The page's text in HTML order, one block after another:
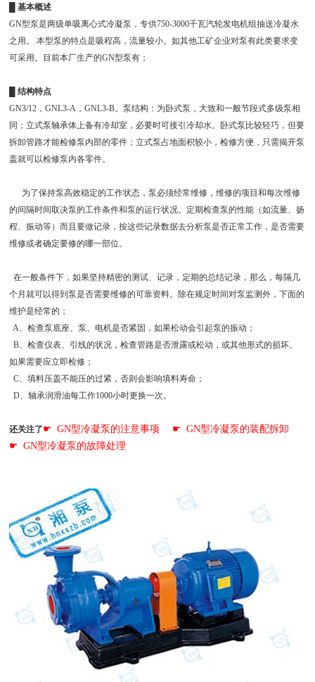
█ 基本概述
GN型泵是两级单吸离心式冷凝泵，专供750-3000千瓦汽轮发电机组抽送冷凝水
之用。 本型泵的特点是吸程高，流量较小。如其他工矿企业对泵有此类要求变
可采用。目前本厂生产的GN型泵有；
█结构特点
GN3/12，GNL3-A，GNL3-B。泵结构：为卧式泵，大致和一般节段式多级泵相
同；立式泵轴承体上备有冷却室，必要时可接引冷却水。卧式泵比较轻巧，但要
拆卸管路才能检修泵内部的零件；立式泵占地面积较小，检修方便，只需揭开泵
盖就可以检修泵内各零件。
为了保持泵高效稳定的工作状态，泵必须经常维修，维修的项目和每次维修
的间隔时间取决泵的工作条件和泵的运行状况。定期检查泵的性能（如流量、扬
程、振动等）而且要做记录，按这些记录数据去分析泵是否正常工作，是否需要
维修或者确定要修的哪一部位。
在一般条件下，如果坚持精密的测试、记录，定期的总结记录，那么，每隔几
个月就可以得到泵是否需要维修的可靠资料。除在规定时间对泵监测外，下面的
维护是经常的；
A、检查泵底座、泵、电机是否紧固，如果松动会引起泵的振动；
B、检查仪表、引线的状况，检查管路是否泄露或松动，或其他形式的损坏。
如果需要应立即检修；
C、填料压盖不能压的过紧，否则会影响填料寿命；
D、轴承润滑油每工作1000小时更换一次。
还关注了☛GN型冷凝泵的注意事项 ☛ GN型冷凝泵的装配拆卸
☛GN型冷凝泵的故障处理